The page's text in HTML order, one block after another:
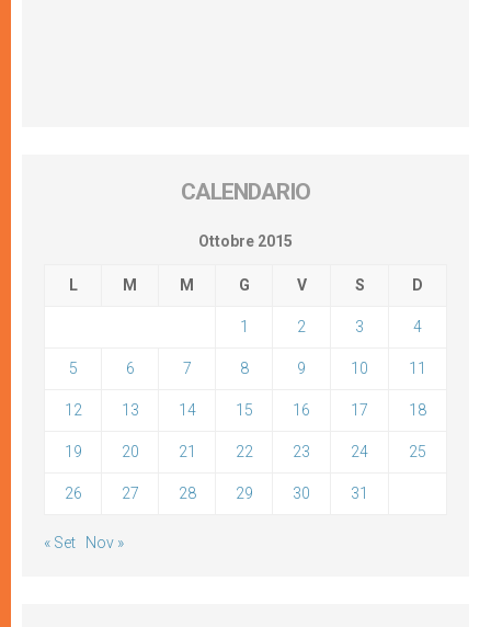
CALENDARIO
Ottobre 2015
L M M G V S D
1 2 3 4
5 6 7 8 9 10 11
12 13 14 15 16 17 18
19 20 21 22 23 24 25
26 27 28 29 30 31
« Set Nov »